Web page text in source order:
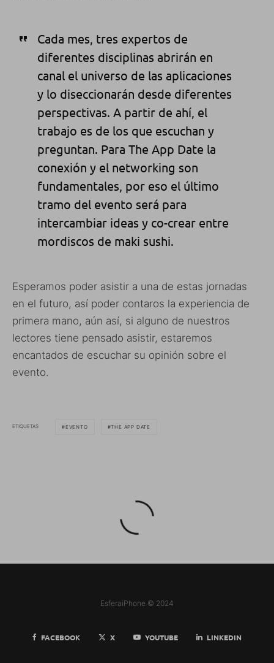
Cada mes, tres expertos de
diferentes disciplinas abrirán en
canal el universo de las aplicaciones
y lo diseccionarán desde diferentes
perspectivas. A partir de ahí, el
trabajo es de los que escuchan y
preguntan. Para The App Date la
conexión y el networking son
fundamentales, por eso el último
tramo del evento será para
intercambiar ideas y co-crear entre
mordiscos de maki sushi.
Esperamos poder asistir a una de estas jornadas
en el futuro, así poder contaros la experiencia de
primera mano, aún así, si alguno de nuestros
lectores tiene pensado asistir, estaremos
encantados de escuchar su opinión sobre el
evento.
ETIQUETAS EVENTO THE APP DATE
EsferaiPhone © 2024
FACEBOOK X YOUTUBE LINKEDIN